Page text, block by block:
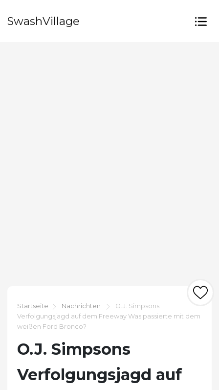
SwashVillage
Startseite Nachrichten
O.J. Simpsons
Verfolgungsjagd auf dem Freeway Was passierte mit dem
weißen Ford Bronco?
O.J. Simpsons
Verfolgungsjagd auf